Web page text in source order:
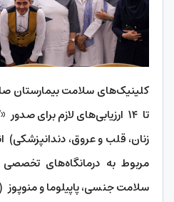
تا ۱۴ ارزیابی‌های لازم برای
مربوط به درمانگاه‌های
سلامت جنسی، پاپیلوما و